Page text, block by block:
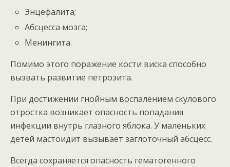
Энцефалита;
Абсцесса мозга;
Менингита.
Помимо этого поражение кости виска способно
вызвать развитие петрозита.
При достижении гнойным воспалением скулового
отростка возникает опасность попадания
инфекции внутрь глазного яблока. У маленьких
детей мастоидит вызывает заглоточный абсцесс.
Всегда сохраняется опасность гематогенного